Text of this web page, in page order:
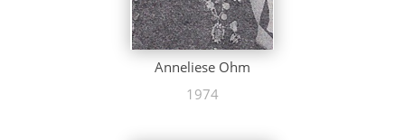
Anneliese Ohm
1974